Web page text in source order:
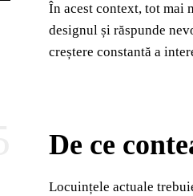
În acest context, tot mai
designul și răspunde
creștere constantă a
De ce
Locuințele actuale